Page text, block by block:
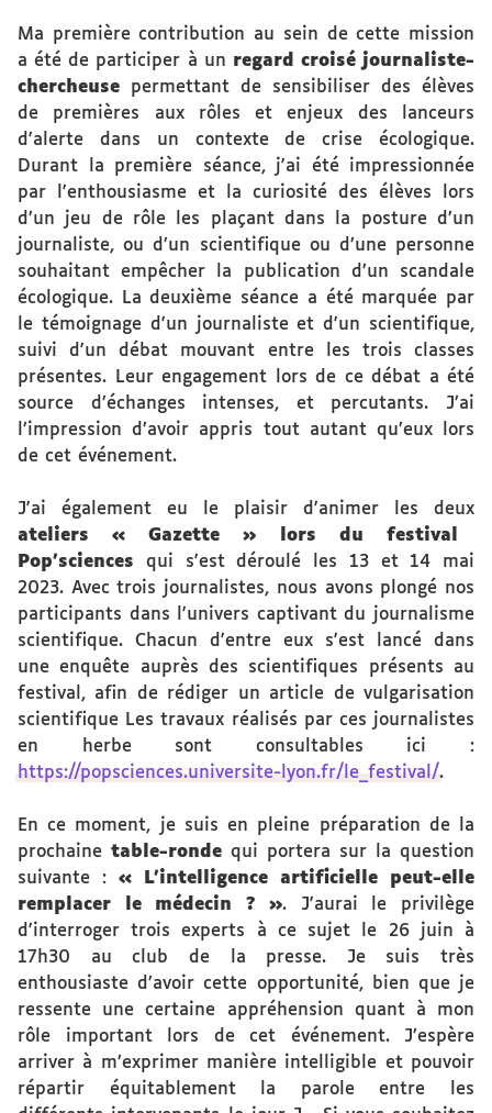
Ma première contribution au sein de cette mission
a été de participer à un regard croisé journaliste-
chercheuse permettant de sensibiliser des élèves
de premières aux rôles et enjeux des lanceurs
d'alerte dans un contexte de crise écologique.
Durant la première séance, j'ai été impressionnée
par l'enthousiasme et la curiosité des élèves lors
d’un jeu de rôle les plaçant dans la posture d’un
journaliste, ou d’un scientifique ou d’une personne
souhaitant empêcher la publication d’un scandale
écologique. La deuxième séance a été marquée par
le témoignage d'un journaliste et d'un scientifique,
suivi d'un débat mouvant entre les trois classes
présentes. Leur engagement lors de ce débat a été
source d’échanges intenses, et percutants. J’ai
l’impression d’avoir appris tout autant qu’eux lors
de cet événement.
J'ai également eu le plaisir d'animer les deux
ateliers « Gazette » lors du festival
Pop'sciences qui s'est déroulé les 13 et 14 mai
2023. Avec trois journalistes, nous avons plongé nos
participants dans l'univers captivant du journalisme
scientifique. Chacun d'entre eux s'est lancé dans
une enquête auprès des scientifiques présents au
festival, afin de rédiger un article de vulgarisation
scientifique Les travaux réalisés par ces journalistes
en herbe sont consultables ici :
https://popsciences.universite-lyon.fr/le_festival/.
En ce moment, je suis en pleine préparation de la
prochaine table-ronde qui portera sur la question
suivante : « L'intelligence artificielle peut-elle
remplacer le médecin ? ». J'aurai le privilège
d'interroger trois experts à ce sujet le 26 juin à
17h30 au club de la presse. Je suis très
enthousiaste d’avoir cette opportunité, bien que je
ressente une certaine appréhension quant à mon
rôle important lors de cet événement. J’espère
arriver à m’exprimer manière intelligible et pouvoir
répartir équitablement la parole entre les